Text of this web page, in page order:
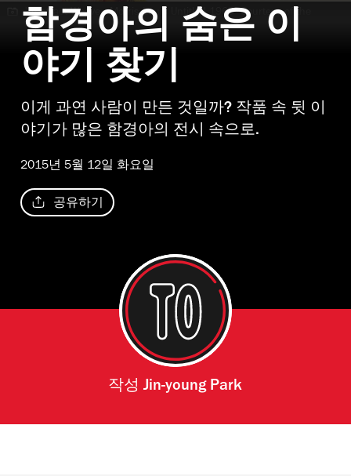
"Abstract Weave - Morris Louis Untitled 1960" Courtesy of the
artist and Kukje Gallery
함경아의 숨은 이
야기 찾기
이게 과연 사람이 만든 것일까? 작품 속 뒷 이
야기가 많은 함경아의 전시 속으로.
2015년 5월 12일 화요일
공유하기
작성Jin-young Park